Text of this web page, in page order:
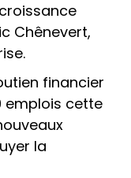
Chênevert,
financier
emplois cette
la